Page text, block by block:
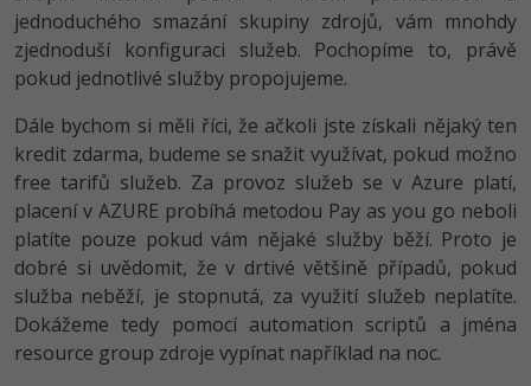
jednoduchého smazání skupiny zdrojů, vám mnohdy
zjednoduší konfiguraci služeb. Pochopíme to, právě
pokud jednotlivé služby propojujeme.
Dále bychom si měli říci, že ačkoli jste získali nějaký ten
kredit zdarma, budeme se snažit využívat, pokud možno
free tarifů služeb. Za provoz služeb se v Azure platí,
placení v AZURE probíhá metodou Pay as you go neboli
platíte pouze pokud vám nějaké služby běží. Proto je
dobré si uvědomit, že v drtivé většině případů, pokud
služba neběží, je stopnutá, za využití služeb neplatíte.
Dokážeme tedy pomocí automation scriptů a jména
resource group zdroje vypínat například na noc.